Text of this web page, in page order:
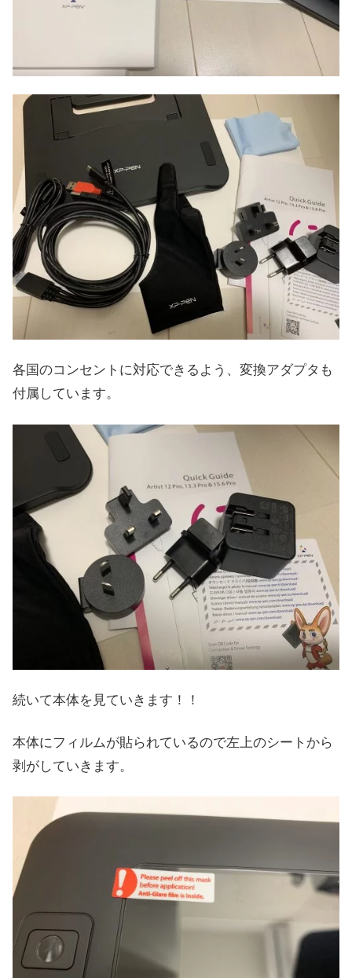
各国のコンセントに対応できるよう、変換アダプタも
付属しています。
続いて本体を見ていきます！！
本体にフィルムが貼られているので左上のシートから
剥がしていきます。